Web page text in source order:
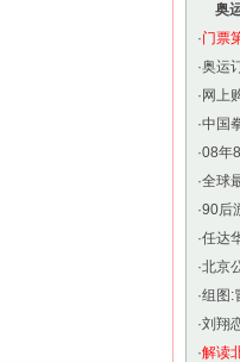
奥
·门票
·奥运
· 网上
·中国
·08年
·全球
·90后
·任达
·北京
·组图:
·刘翔
·解读